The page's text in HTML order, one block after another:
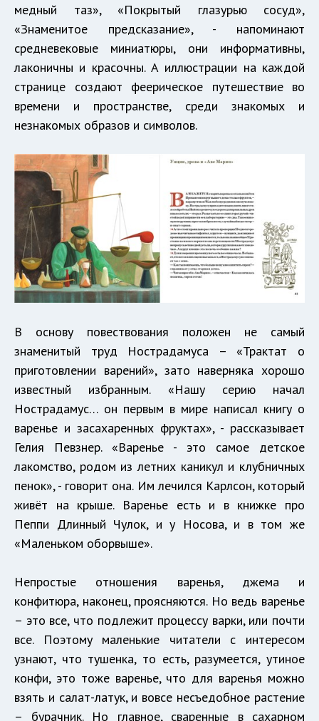
медный таз», «Покрытый глазурью сосуд»,
«Знаменитое предсказание», - напоминают
средневековые миниатюры, они информативны,
лаконичны и красочны. А иллюстрации на каждой
странице создают феерическое путешествие во
времени и пространстве, среди знакомых и
незнакомых образов и символов.
В основу повествования положен не самый
знаменитый труд Нострадамуса – «Трактат о
приготовлении варений», зато наверняка хорошо
известный избранным. «Нашу серию начал
Нострадамус… он первым в мире написал книгу о
варенье и засахаренных фруктах», - рассказывает
Гелия Певзнер. «Варенье - это самое детское
лакомство, родом из летних каникул и клубничных
пенок», - говорит она. Им лечился Карлсон, который
живёт на крыше. Варенье есть и в книжке про
Пеппи Длинный Чулок, и у Носова, и в том же
«Маленьком оборвыше».
Непростые отношения варенья, джема и
конфитюра, наконец, проясняются. Но ведь варенье
– это все, что подлежит процессу варки, или почти
все. Поэтому маленькие читатели с интересом
узнают, что тушенка, то есть, разумеется, утиное
конфи, это тоже варенье, что для варенья можно
взять и салат-латук, и вовсе несъедобное растение
– бурачник. Но главное, сваренные в сахарном